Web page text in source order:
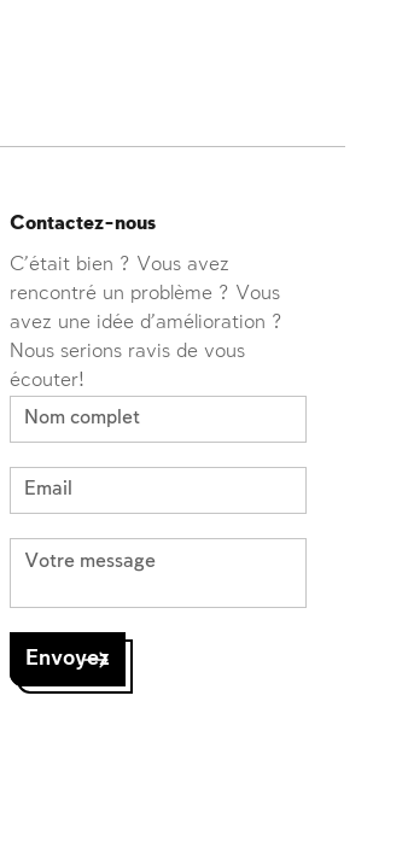
Contactez-nous
C'était bien ? Vous avez
rencontré un problème ? Vous
avez une idée d'amélioration ?
Nous serions ravis de vous
écouter!